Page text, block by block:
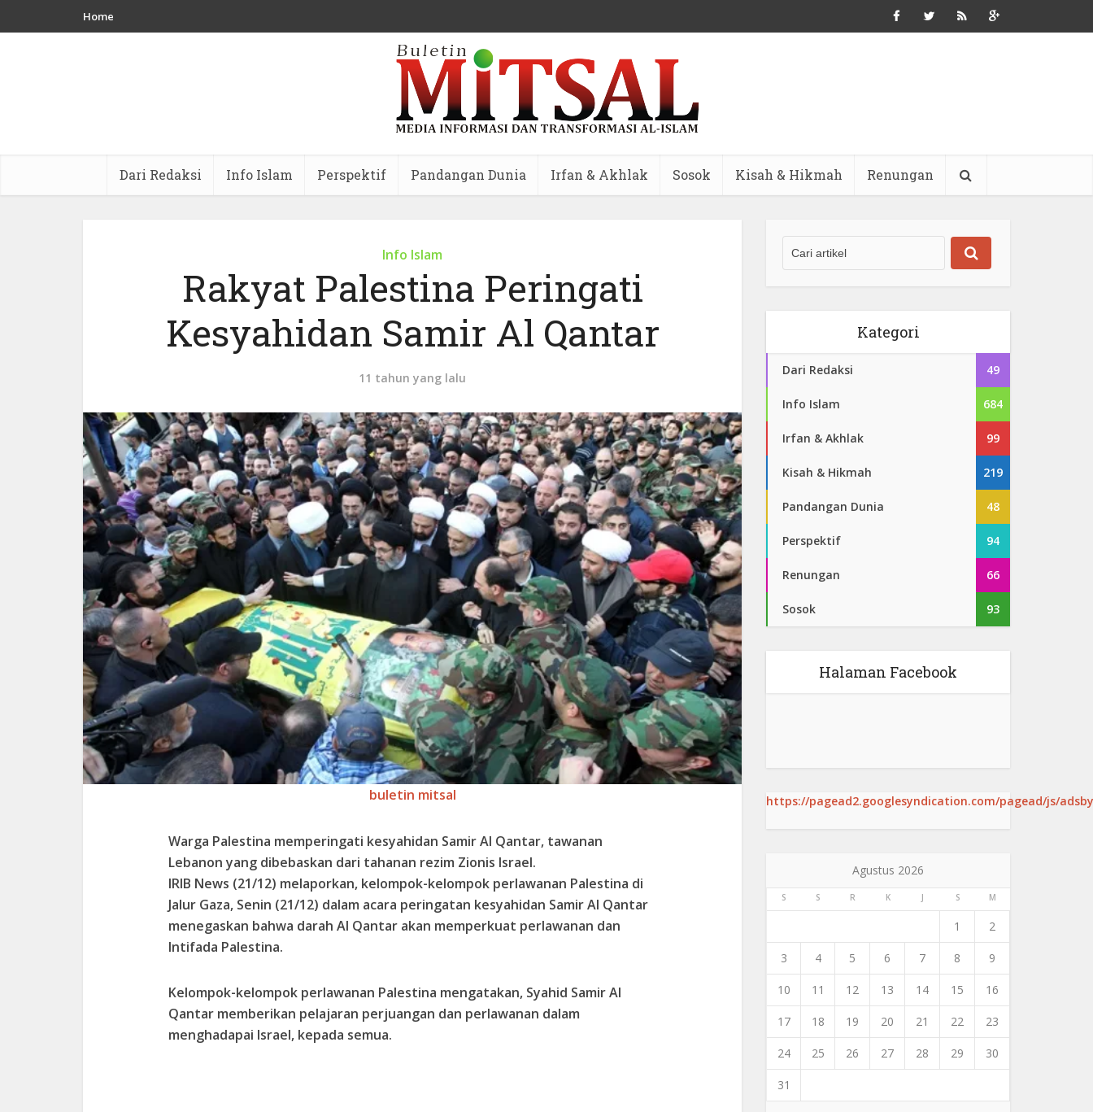
Home
Dari Redaksi Info Islam Perspektif Pandangan Dunia Irfan & Akhlak Sosok Kisah & Hikmah Renungan
Info Islam
Rakyat Palestina Peringati
Kesyahidan Samir Al Qantar
11 tahun yang lalu
buletin mitsal
Warga Palestina memperingati kesyahidan Samir Al Qantar, tawanan
Lebanon yang dibebaskan dari tahanan rezim Zionis Israel.
IRIB News (21/12) melaporkan, kelompok-kelompok perlawanan Palestina di
Jalur Gaza, Senin (21/12) dalam acara peringatan kesyahidan Samir Al Qantar
menegaskan bahwa darah Al Qantar akan memperkuat perlawanan dan
Intifada Palestina.
Kelompok-kelompok perlawanan Palestina mengatakan, Syahid Samir Al
Qantar memberikan pelajaran perjuangan dan perlawanan dalam
menghadapai Israel, kepada semua.
Kategori
Dari Redaksi 49
Info Islam 684
Irfan & Akhlak 99
Kisah & Hikmah 219
Pandangan Dunia 48
Perspektif 94
Renungan 66
Sosok 93
Halaman Facebook
https://pagead2.googlesyndication.com/pagead/js/
Agustus 2026
S S R K J S M
1 2
3 4 5 6 7 8 9
10 11 12 13 14 15 16
17 18 19 20 21 22 23
24 25 26 27 28 29 30
31